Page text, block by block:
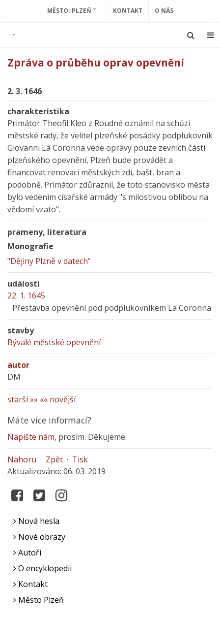
MĚSTO: PLZEŇ KONTAKT O NÁS
Zpráva o průběhu oprav opevnění
2. 3. 1646
charakteristika
Primátor Theofil Kleo z Roudné oznámil na schůzi
městské rady, že velitel plzeňské posádky podplukovník
Giovanni La Coronna vede opravy pouze zevních částí
plzeňského opevnění, Plzeň bude provádět a
financovat renovaci městských zdí, bašt, bran a
podobně. Primátor zdůraznil, že toto stanovisko města
bylo vedením císařské armády "s milostivou oblibou na
vědomí vzato".
prameny, literatura
Monografie
"Dějiny Plzně v datech"
události
22. 1. 1645
Přestavba opevnění pod podplukovníkem La Coronna
stavby
Bývalé městské opevnění
autor
DM
starší »» «« novější
Máte více informací?
Napište nám, prosím. Děkujeme.
Nahoru · Zpět · Tisk
Aktualizováno: 06. 03. 2019
Nová hesla
Nové obrazy
Autoři
O encyklopedii
Kontakt
Město Plzeň